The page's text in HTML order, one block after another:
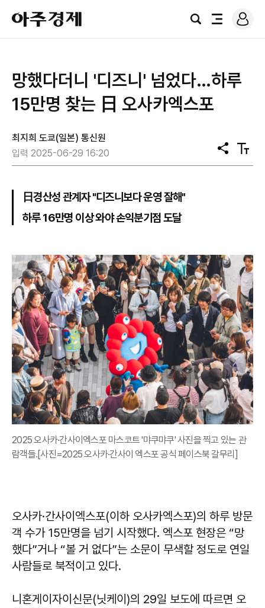
아
주
경
검
전
로
그
망했다더니 '디즈니' 넘었다…하루
15만명 찾는 日 오사카엑스포
최지희 도쿄(일본) 통신원
입력 2025-06-29 16:20
공
유
텍
스
日경산성 관계자 "디즈니보다 운영 잘해"
하루 16만명 이상 와야 손익분기점 도달
2025 오사카·간사이엑스포 마스코트 '먀쿠먀쿠' 사진을 찍고 있는 관
람객들.[사진=2025 오사카·간사이 엑스포 공식 페이스북 갈무리]
오사카·간사이엑스포(이하 오사카엑스포)의 하루 방문
객 수가 15만명을 넘기 시작했다. 엑스포 현장은 “망
했다”거나 “볼 거 없다”는 소문이 무색할 정도로 연일
사람들로 북적이고 있다.
니혼게이자이신문(닛케이)의 29일 보도에 따르면 오